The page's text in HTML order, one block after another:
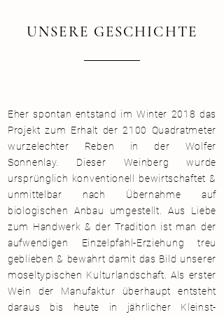
UNSERE GESCHICHTE
Eher spontan entstand im Winter 2018 das
Projekt zum Erhalt der 2100 Quadratmeter
wurzelechter Reben in der Wolfer
Sonnenlay. Dieser Weinberg wurde
ursprünglich konventionell bewirtschaftet &
unmittelbar nach Übernahme auf
biologischen Anbau umgestellt. Aus Liebe
zum Handwerk & der Tradition ist man der
aufwendigen Einzelpfahl-Erziehung treu
geblieben & bewahrt damit das Bild unserer
moseltypischen Kulturlandschaft. Als erster
Wein der Manufaktur überhaupt entsteht
daraus bis heute in jährlicher Kleinst-